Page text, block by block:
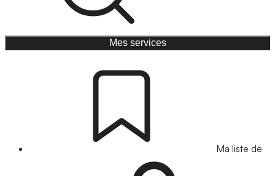
Mes services
Ma liste de